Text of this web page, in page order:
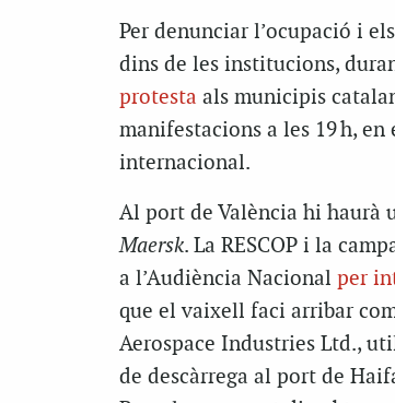
Per denunciar l’ocupació i
dins de les institucions,
protesta als municipis
manifestacions a les 19 h, en
internacional.
Al port de València hi haurà
Maersk. La RESCOP i la
a l’Audiència Nacional per
que el vaixell faci arribar
Aerospace Industries Ltd.,
de descàrrega al port de